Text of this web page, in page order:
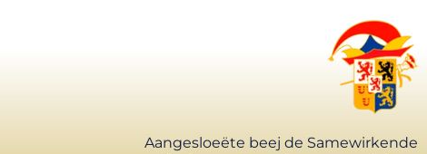
Aangesloeëte beej de Samewirkende